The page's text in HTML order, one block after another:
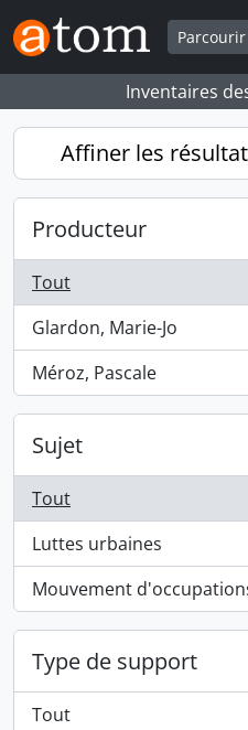
Skip to main content
Parcourir
Inventaires
Affiner les
Producteur
Tout
Glardon, Marie-Jo
, 1 résultats
Méroz, Pascale
, 1 résultats
Sujet
Tout
Luttes urbaines
, 1 résultats
Mouvement
, 1 résultats
Type de support
Tout